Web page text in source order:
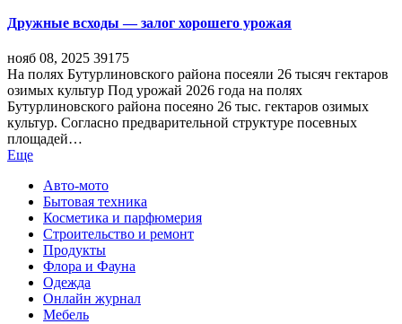
Дружные всходы — залог хорошего урожая
нояб 08, 2025 39175
На полях Бутурлиновского района посеяли 26 тысяч гектаров
озимых культур Под урожай 2026 года на полях
Бутурлиновского района посеяно 26 тыс. гектаров озимых
культур. Согласно предварительной структуре посевных
площадей…
Еще
Авто-мото
Бытовая техника
Косметика и парфюмерия
Строительство и ремонт
Продукты
Флора и Фауна
Одежда
Онлайн журнал
Мебель